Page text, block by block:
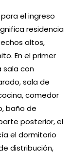
el ingreso
residencia
altos,
En el primer
sala con
sala de
comedor
baño de
posterior, el
el dormitorio
distribución,